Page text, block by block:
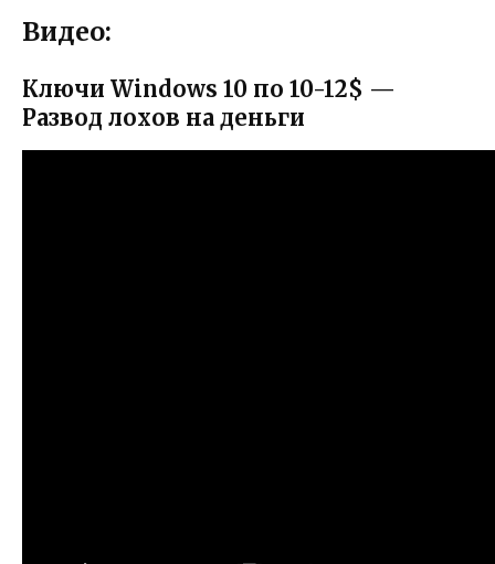
Видео:
Ключи Windows 10 по 10-12$ —
Развод лохов на деньги